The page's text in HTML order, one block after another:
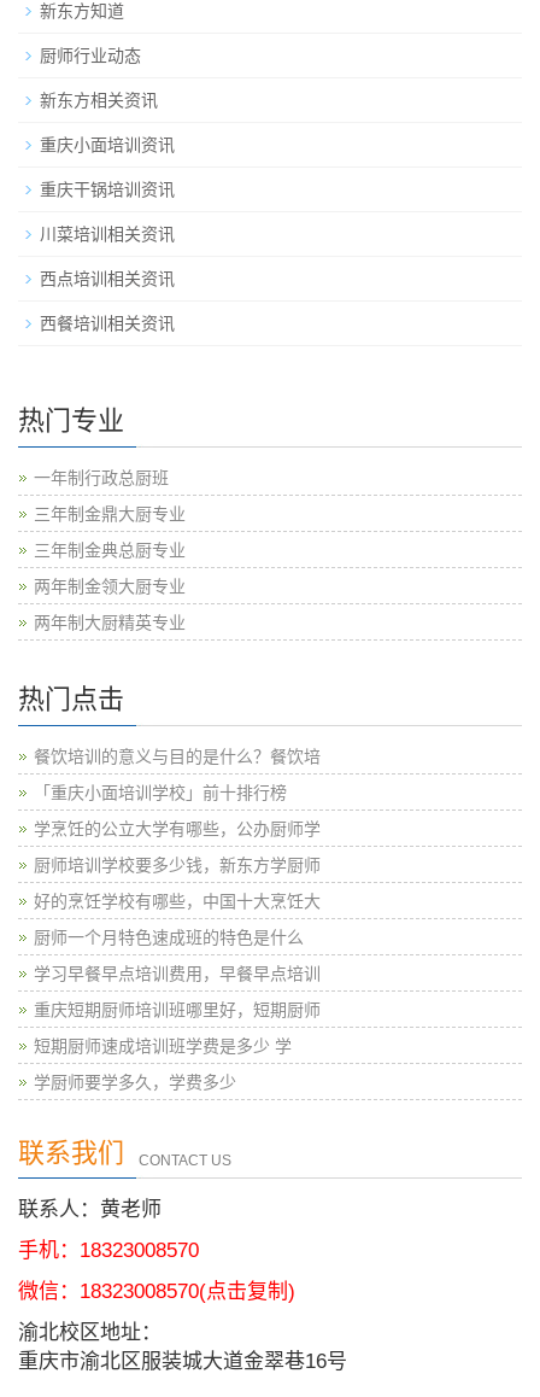
新东方知道
厨师行业动态
新东方相关资讯
重庆小面培训资讯
重庆干锅培训资讯
川菜培训相关资讯
西点培训相关资讯
西餐培训相关资讯
热门专业
一年制行政总厨班
三年制金鼎大厨专业
三年制金典总厨专业
两年制金领大厨专业
两年制大厨精英专业
热门点击
餐饮培训的意义与目的是什么？餐饮培
「重庆小面培训学校」前十排行榜
学烹饪的公立大学有哪些，公办厨师学
厨师培训学校要多少钱，新东方学厨师
好的烹饪学校有哪些，中国十大烹饪大
厨师一个月特色速成班的特色是什么
学习早餐早点培训费用，早餐早点培训
重庆短期厨师培训班哪里好，短期厨师
短期厨师速成培训班学费是多少 学
学厨师要学多久，学费多少
联系我们 CONTACT US
联系人：黄老师
手机：18323008570
微信： 18323008570(点击复制)
渝北校区地址：
重庆市渝北区服装城大道金翠巷16号